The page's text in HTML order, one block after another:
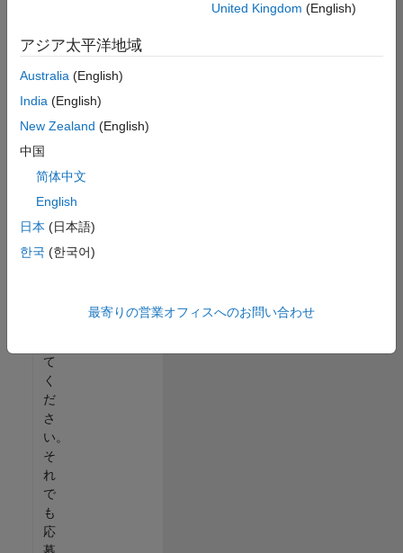
範
囲
を
広
る
か、
す
て
の
求
て
く
だ
さ
い。
そ
れ
で
も
応
United Kingdom (English)
アジア太平洋地域
Australia (English)
India (English)
New Zealand (English)
中国
简体中文
English
日本 (日本語)
한국 (한국어)
最寄りの営業オフィスへのお問い合わせ